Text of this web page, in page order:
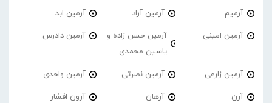
آرمیم آرمین آراد آرمین ابد
آرمین امینی
آرمین حسن زاده و
یاسین محمدی
آرمین دادرس
آرمین زارعی آرمین نصرتی آرمین واحدی
آرن آرهان آرون افشار